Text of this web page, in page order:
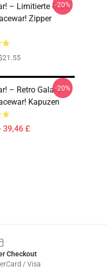
– Limitierte Orbit-
Zipper
-20%
– Retro Galaxy
Kapuzen
39,46 £
-20%
Checkout
/ Visa